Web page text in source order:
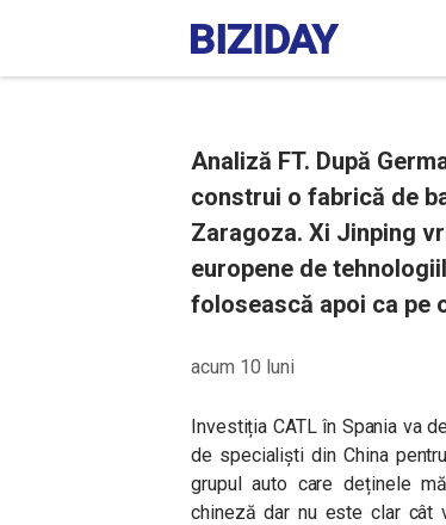
Analiză FT. După
construi o fabrică de
Zaragoza. Xi Jinping
europene de
folosească apoi ca pe
acum 10 luni
Investiția CATL în Spania va
de specialiști din China
grupul auto care deținele
chineză dar nu este clar cât